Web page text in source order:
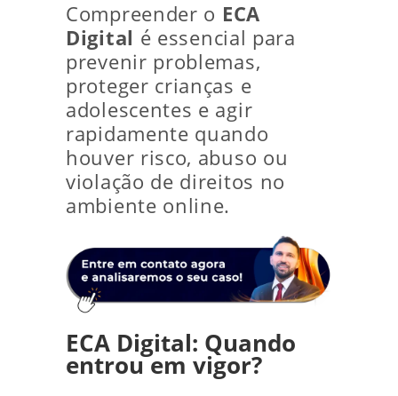
Compreender o ECA
Digital é essencial para
prevenir problemas,
proteger crianças e
adolescentes e agir
rapidamente quando
houver risco, abuso ou
violação de direitos no
ambiente online.
ECA Digital: Quando
entrou em vigor?